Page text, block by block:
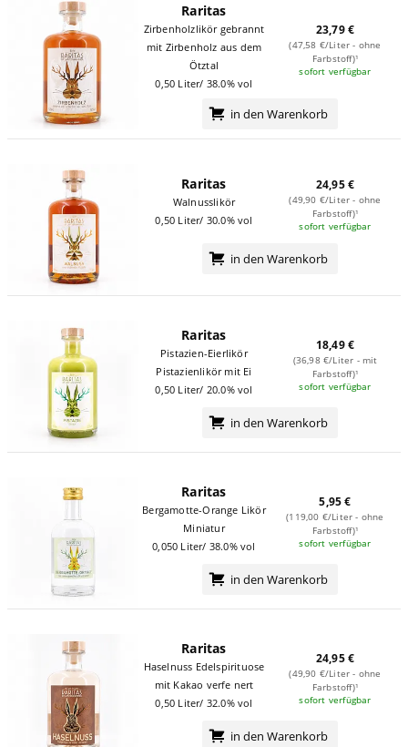
Raritas
Zirbenholzlikör gebrannt
mit Zirbenholz aus dem
Ötztal
0,50 Liter/ 38.0% vol
23,79 €
(47,58 €/Liter - ohne
Farbstoff)¹
sofort verfügbar
in den Warenkorb
Raritas
Walnusslikör
0,50 Liter/ 30.0% vol
24,95 €
(49,90 €/Liter - ohne
Farbstoff)¹
sofort verfügbar
in den Warenkorb
Raritas
Pistazien-Eierlikör
Pistazienlikör mit Ei
0,50 Liter/ 20.0% vol
18,49 €
(36,98 €/Liter - mit
Farbstoff)¹
sofort verfügbar
in den Warenkorb
Raritas
Bergamotte-Orange Likör
Miniatur
0,050 Liter/ 38.0% vol
5,95 €
(119,00 €/Liter - ohne
Farbstoff)¹
sofort verfügbar
in den Warenkorb
Raritas
Haselnuss Edelspirituose
mit Kakao verfeinert
0,50 Liter/ 32.0% vol
24,95 €
(49,90 €/Liter - ohne
Farbstoff)¹
sofort verfügbar
in den Warenkorb